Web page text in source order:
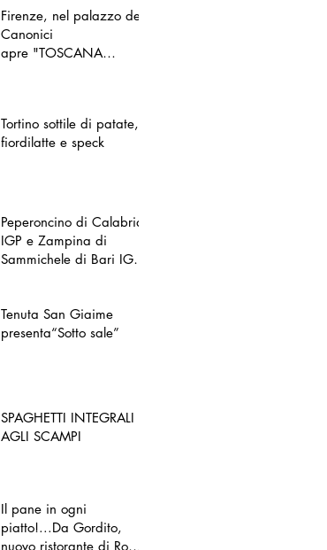
Firenze, nel palazzo dei
Canonici
apre "TOSCANA
Tortino sottile di patate,
fiordilatte e speck
Peperoncino di Calabria
IGP e Zampina di
Sammichele di Bari IGP
Tenuta San Giaime
presenta“Sotto sale”
SPAGHETTI INTEGRALI
AGLI SCAMPI
Il pane in ogni
piatto!...Da Gordito,
nuovo ristorante di Roma